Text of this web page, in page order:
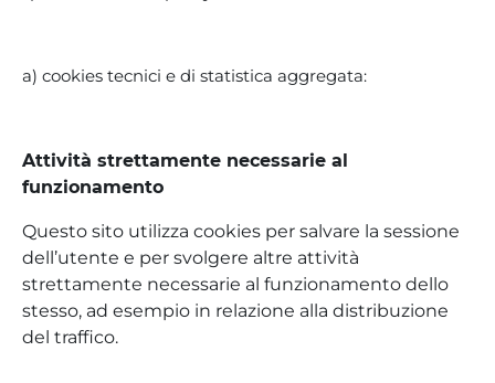
a) cookies tecnici e di statistica aggregata:
Attività strettamente necessarie al
funzionamento
Questo sito utilizza cookies per salvare la sessione
dell’utente e per svolgere altre attività
strettamente necessarie al funzionamento dello
stesso, ad esempio in relazione alla distribuzione
del traffico.